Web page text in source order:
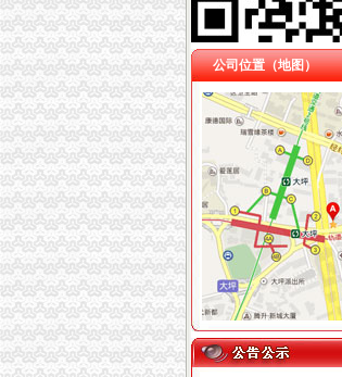
公司位置（地图）